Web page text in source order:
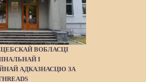
ВОБЛАСЦІ
І
АДКАЗНАСЦЮ ЗА